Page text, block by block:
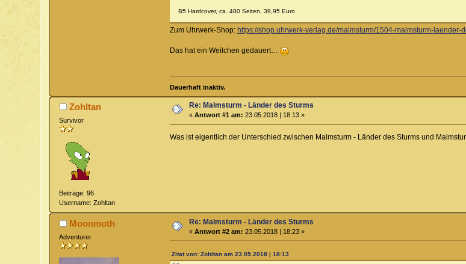
B5 Hardcover, ca. 480 Seiten, 39,95 Euro
Zum Uhrwerk-Shop: https://shop.uhrwerk-verlag.de/malmsturm/1504-malmsturm-laender-
Das hat ein Weilchen gedauert…
Dauerhaft inaktiv.
Zohltan
Survivor
Beiträge: 96
Username: Zohltan
Re: Malmsturm - Länder des Sturms
«Antwort #1 am: 23.05.2018 | 18:13 »
Was ist eigentlich der Unterschied zwischen Malmsturm - Länder des Sturms und
Moonmoth
Adventurer
Re: Malmsturm - Länder des Sturms
«Antwort #2 am: 23.05.2018 | 18:23 »
Zitat von: Zohltan am 23.05.2018 | 18:13